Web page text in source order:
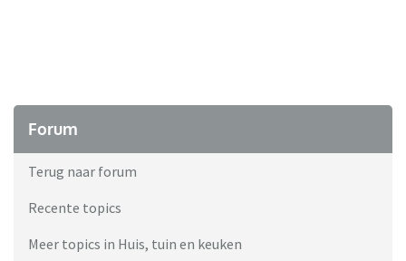
Forum
Terug naar forum
Recente topics
Meer topics in Huis, tuin en keuken